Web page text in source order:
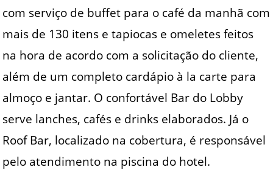
com serviço de buffet para o café da manhã com
mais de 130 itens e tapiocas e omeletes feitos
na hora de acordo com a solicitação do cliente,
além de um completo cardápio à la carte para
almoço e jantar. O confortável Bar do Lobby
serve lanches, cafés e drinks elaborados. Já o
Roof Bar, localizado na cobertura, é responsável
pelo atendimento na piscina do hotel.